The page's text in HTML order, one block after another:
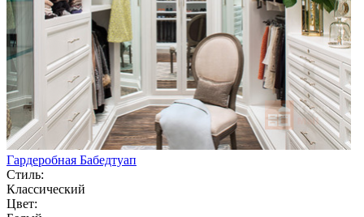
Гардеробная Бабедтуап
Стиль:
Классический
Цвет: